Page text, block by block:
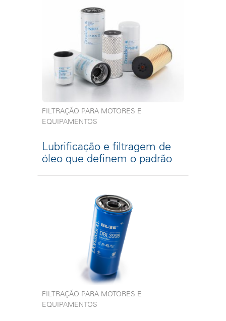
FILTRAÇÃO PARA MOTORES E
EQUIPAMENTOS
Lubrificação e filtragem de
óleo que definem o padrão
FILTRAÇÃO PARA MOTORES E
EQUIPAMENTOS